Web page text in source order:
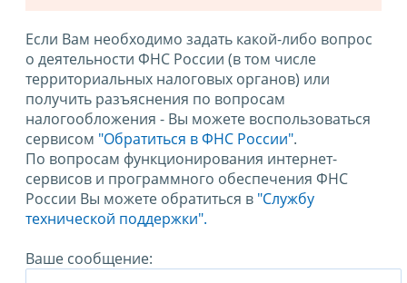
Если Вам необходимо задать какой-либо вопрос
о деятельности ФНС России (в том числе
территориальных налоговых органов) или
получить разъяснения по вопросам
налогообложения - Вы можете воспользоваться
сервисом "Обратиться в ФНС России".
По вопросам функционирования интернет-
сервисов и программного обеспечения ФНС
России Вы можете обратиться в "Службу
технической поддержки".
Ваше сообщение: